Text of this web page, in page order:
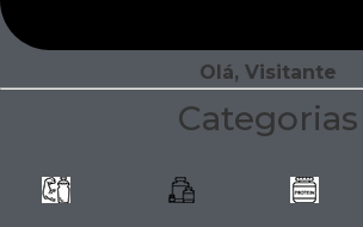
Olá, Visitante
Categorias